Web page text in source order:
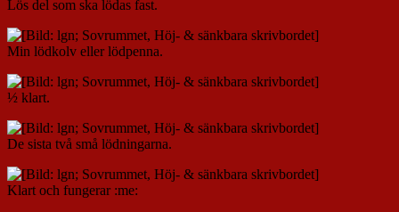
Lös del som ska lödas fast.
Min lödkolv eller lödpenna.
½ klart.
De sista två små lödningarna.
Klart och fungerar :me: